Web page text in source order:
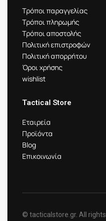
Τρόποι παραγγελίας
Τρόποι πληρωμής
Τρόποι αποστολής
Πολιτική επιστροφών
Πολιτική απορρήτου
Όροι χρήσης
wishlist
Tactical Store
Εταιρεία
Προϊόντα
Blog
Επικοινωνία
© tacticalstore.gr. All